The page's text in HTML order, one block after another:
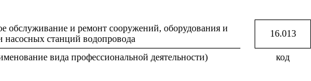
обслуживание и ремонт сооружений, оборудования и
насосных станций водопровода
16.013
вида профессиональной деятельности) код